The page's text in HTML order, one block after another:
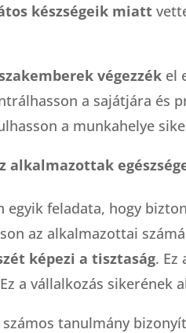
készségeik miatt
végezzék el
a sajátjára és
a munkahelye
alkalmazottak
feladata, hogy
az alkalmazottai
képezi a tisztaság. Ez
a vállalkozás sikerének
tanulmány